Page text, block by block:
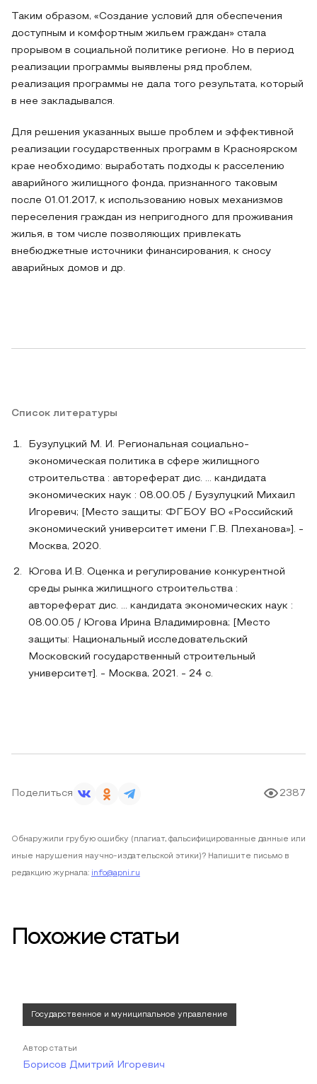
Таким образом, «Создание условий для обеспечения
доступным и комфортным жильем граждан» стала
прорывом в социальной политике регионе. Но в период
реализации программы выявлены ряд проблем,
реализация программы не дала того результата, который
в нее закладывался.
Для решения указанных выше проблем и эффективной
реализации государственных программ в Красноярском
крае необходимо: выработать подходы к расселению
аварийного жилищного фонда, признанного таковым
после 01.01.2017, к использованию новых механизмов
переселения граждан из непригодного для проживания
жилья, в том числе позволяющих привлекать
внебюджетные источники финансирования, к сносу
аварийных домов и др.
Список литературы
Бузулуцкий М. И. Региональная социально-
экономическая политика в сфере жилищного
строительства : автореферат дис. ... кандидата
экономических наук : 08.00.05 / Бузулуцкий Михаил
Игоревич; [Место защиты: ФГБОУ ВО «Российский
экономический университет имени Г.В. Плеханова»]. -
Москва, 2020.
Югова И.В. Оценка и регулирование конкурентной
среды рынка жилищного строительства :
автореферат дис. ... кандидата экономических наук :
08.00.05 / Югова Ирина Владимировна; [Место
защиты: Национальный исследовательский
Московский государственный строительный
университет]. - Москва, 2021. - 24 с.
Поделиться 2387
Обнаружили грубую ошибку (плагиат, фальсифицированные данные или
иные нарушения научно-издательской этики)? Напишите письмо в
редакцию журнала: info@apni.ru
Похожие статьи
Государственное и муниципальное управление
Автор статьи
Борисов Дмитрий Игоревич